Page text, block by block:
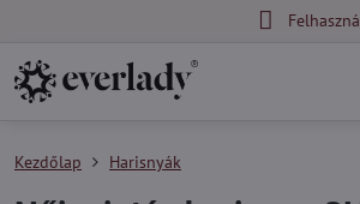
Kezdőlap Harisnyák